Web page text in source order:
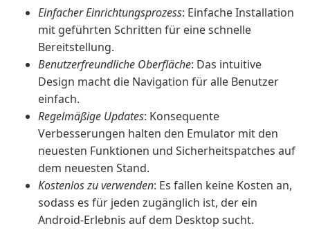
Einfacher Einrichtungsprozess: Einfache Installation
mit geführten Schritten für eine schnelle
Bereitstellung.
Benutzerfreundliche Oberfläche: Das intuitive
Design macht die Navigation für alle Benutzer
einfach.
Regelmäßige Updates: Konsequente
Verbesserungen halten den Emulator mit den
neuesten Funktionen und Sicherheitspatches auf
dem neuesten Stand.
Kostenlos zu verwenden: Es fallen keine Kosten an,
sodass es für jeden zugänglich ist, der ein
Android-Erlebnis auf dem Desktop sucht.